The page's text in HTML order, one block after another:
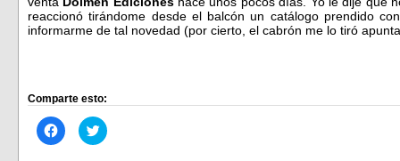
reaccionó tirándome desde el balcón un catálogo prendido
informarme de tal novedad (por cierto, el cabrón me lo tiró
Comparte esto:
Haz
clic
Haz
clic